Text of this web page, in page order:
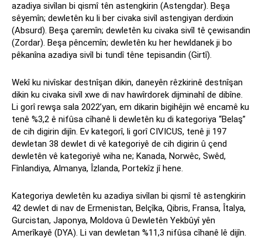
azadiya sivîlan bi qismî tên astengkirin (Astengdar). Beşa
sêyemîn; dewletên ku li ber civaka sivîl astengiyan derdixin
(Absurd). Beşa çaremîn; dewletên ku civaka sivîl tê çewisandin
(Zordar). Beşa pêncemîn; dewletên ku her hewldanek ji bo
pêkanîna azadiya sivîl bi tundî têne tepisandin (Girtî).
Wekî ku nivîskar destnîşan dikin, daneyên rêzkirinê destnîşan
dikin ku civaka sivîl xwe di nav hawîrdorek dijminahî de dibîne.
Li gorî rewşa sala 2022’yan, em dikarin bigihêjin wê encamê ku
tenê %3,2 ê nifûsa cîhanê li dewletên ku di kategoriya “Belaş”
de cih digirin dijîn. Ev kategorî, li gorî CIVICUS, tenê ji 197
dewletan 38 dewlet di vê kategoriyê de cih digirin û çend
dewletên vê kategoriyê wiha ne; Kanada, Norwêc, Swêd,
Fînlandiya, Almanya, Îzlanda, Portekîz jî hene.
Kategoriya dewletên ku azadiya sivîlan bi qismî tê astengkirin
42 dewlet di nav de Ermenistan, Belçîka, Qibris, Fransa, Îtalya,
Gurcistan, Japonya, Moldova û Dewletên Yekbûyî yên
Amerîkayê (DYA). Li van dewletan %11,3 nifûsa cîhanê lê dijîn.